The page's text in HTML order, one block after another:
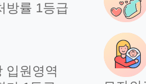
방률 1등급
입원영역